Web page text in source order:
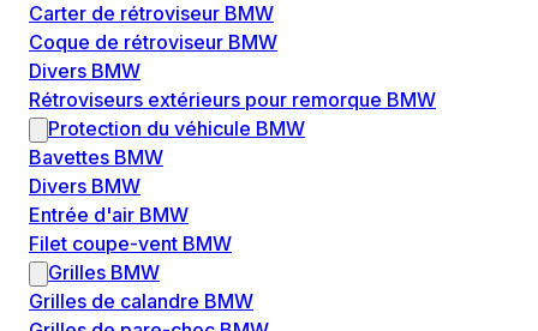
Carter de rétroviseur BMW
Coque de rétroviseur BMW
Divers BMW
Rétroviseurs extérieurs pour remorque BMW
Protection du véhicule BMW
Bavettes BMW
Divers BMW
Entrée d'air BMW
Filet coupe-vent BMW
Grilles BMW
Grilles de calandre BMW